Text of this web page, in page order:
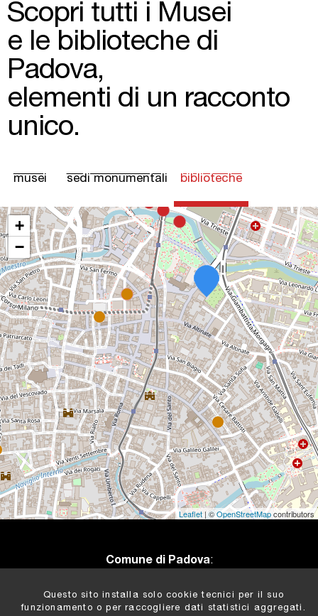
Scopri tutti i Musei
e le biblioteche di
Padova,
elementi di un racconto
unico.
musei sedi monumentali biblioteche(scheda
+
−
Leaflet | ©OpenStreetMapcontributors
Comune di Padova:
Privacy
Questo sito installa solo cookie tecnici per il suo
funzionamento o per raccogliere dati statistici aggregati.